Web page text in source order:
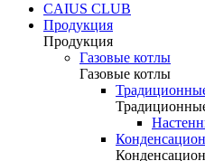
CAIUS CLUB
Продукция
Продукция
Газовые котлы
Газовые котлы